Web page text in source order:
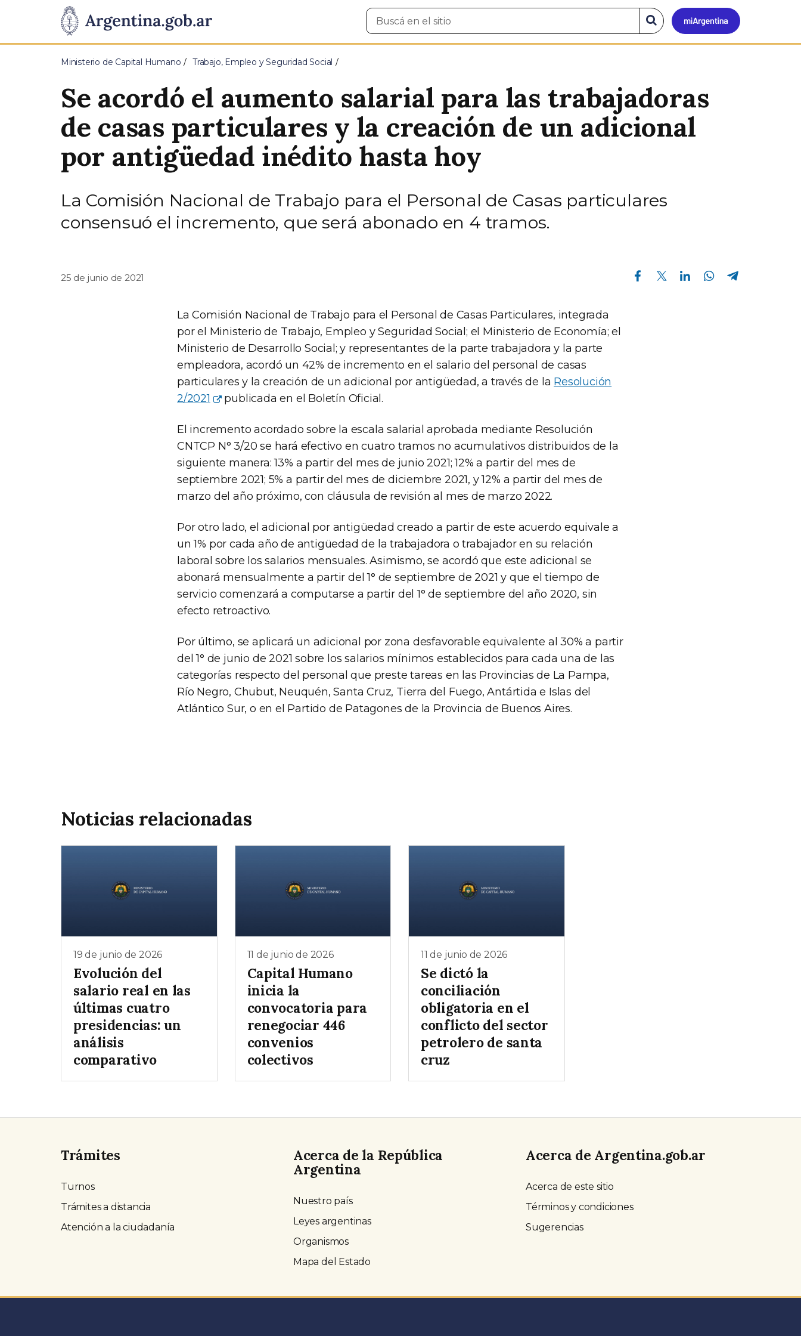
Presidencia
de
Pasar al contenido principal
Mi
Buscar
en
Buscar
en
el
Ministerio de Capital Humano Trabajo, Empleo y Seguridad Social
Se acordó el aumento salarial para las trabajadoras
de casas particulares y la creación de un adicional
por antigüedad inédito hasta hoy
La Comisión Nacional de Trabajo para el Personal de Casas particulares
consensuó el incremento, que será abonado en 4 tramos.
25 de junio de 2021
Compartir en Facebook Compartir en Twitter Compartir en Linkedin Compartir en Whatsapp
La Comisión Nacional de Trabajo para el Personal de Casas Particulares, integrada
por el Ministerio de Trabajo, Empleo y Seguridad Social; el Ministerio de Economía; el
Ministerio de Desarrollo Social; y representantes de la parte trabajadora y la parte
empleadora, acordó un 42% de incremento en el salario del personal de casas
particulares y la creación de un adicional por antigüedad, a través de la Resolución
2/2021
publicada en el Boletín Oficial.
El incremento acordado sobre la escala salarial aprobada mediante Resolución
CNTCP N° 3/20 se hará efectivo en cuatro tramos no acumulativos distribuidos de la
siguiente manera: 13% a partir del mes de junio 2021; 12% a partir del mes de
septiembre 2021; 5% a partir del mes de diciembre 2021, y 12% a partir del mes de
marzo del año próximo, con cláusula de revisión al mes de marzo 2022.
Por otro lado, el adicional por antigüedad creado a partir de este acuerdo equivale a
un 1% por cada año de antigüedad de la trabajadora o trabajador en su relación
laboral sobre los salarios mensuales. Asimismo, se acordó que este adicional se
abonará mensualmente a partir del 1° de septiembre de 2021 y que el tiempo de
servicio comenzará a computarse a partir del 1° de septiembre del año 2020, sin
efecto retroactivo.
Por último, se aplicará un adicional por zona desfavorable equivalente al 30% a partir
del 1° de junio de 2021 sobre los salarios mínimos establecidos para cada una de las
categorías respecto del personal que preste tareas en las Provincias de La Pampa,
Río Negro, Chubut, Neuquén, Santa Cruz, Tierra del Fuego, Antártida e Islas del
Atlántico Sur, o en el Partido de Patagones de la Provincia de Buenos Aires.
Noticias relacionadas
19 de junio de 2026
Evolución del
salario real en las
últimas cuatro
presidencias: un
análisis
comparativo
11 de junio de 2026
Capital Humano
inicia la
convocatoria para
renegociar 446
convenios
colectivos
11 de junio de 2026
Se dictó la
conciliación
obligatoria en el
conflicto del sector
petrolero de santa
cruz
Trámites
Turnos
Trámites a distancia
Atención a la ciudadanía
Acerca de la República
Argentina
Nuestro país
Leyes argentinas
Organismos
Mapa del Estado
Acerca de Argentina.gob.ar
Acerca de este sitio
Términos y condiciones
Sugerencias